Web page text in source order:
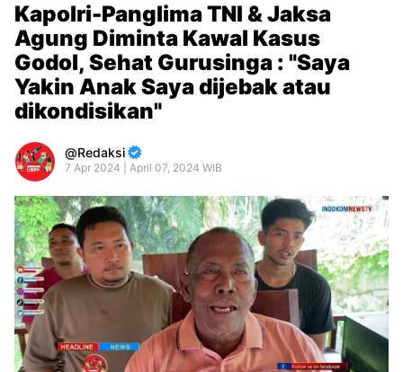
Kapolri-Panglima TNI & Jaksa
Agung Diminta Kawal Kasus
Godol, Sehat Gurusinga : "Saya
Yakin Anak Saya dijebak atau
dikondisikan"
Redaksi
7 Apr 2024 | April 07, 2024 WIB